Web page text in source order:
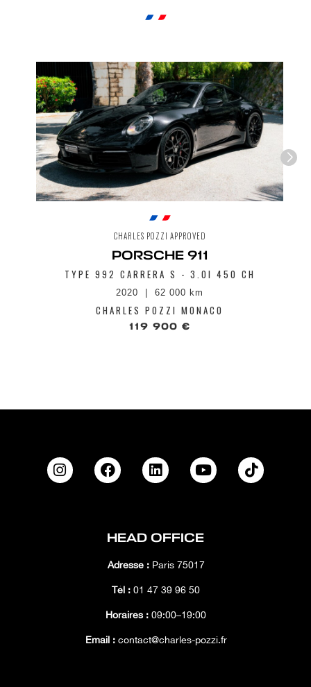
CHARLES POZZI APPROVED
PORSCHE 911
TYPE 992 CARRERA S - 3.0I 450 CH
2020 62 000 km
CHARLES POZZI MONACO
119 900 €
HEAD OFFICE
Adresse :Paris 75017
Tél : 01 47 39 96 50
Horaires : 09:00–19:00
Email :contact@charles-pozzi.fr